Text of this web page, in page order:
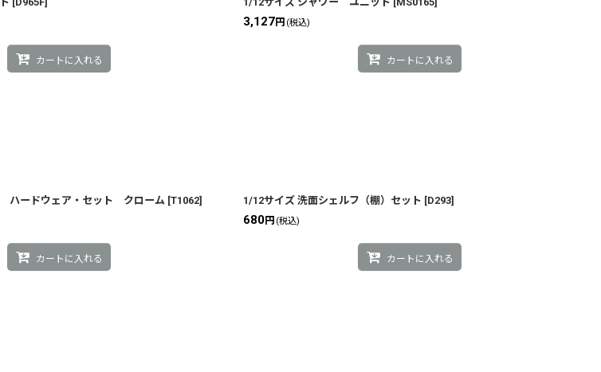
カートに入れる
3,127円 (税込)
カートに入れる
ハードウェア・セット クローム [T1062]
カートに入れる
1/12サイズ 洗面シェルフ（棚）セット [D293]
680円 (税込)
カートに入れる